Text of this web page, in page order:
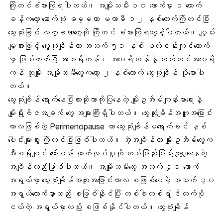
ကြိုတင်ခံစားကြရပါတယ်။ အမျိုးသမီး ၁၀ ယောက်မှာ ၁ ယောက်
ခန့်ကတော့ နောက်ဆုံး ဓမ္မတာ မလာမီ ၁၂ နှစ်လောက်ကြိုတင်ပြီး
သွေးဆုံးခြင်း လက္ခဏာတွေကို ကြိုတင် ခံစားကြရလေ့ရှိပါတယ်။ ပျှမ်း
မျှအားဖြင့် သွေးဆုံးချိန်ဟာ အသက် ၅၁ နှစ် ပတ်ဝန်းကျင်လောက်
မှာ ဖြစ်တတ်ပြီး အာဖရိကန်၊ အမေရိကန်နဲ့ လက်တင်အမေရိ
ကန် လူမျိုး အမျိုးသမီးတွေကတော့ ၂ နှစ်လောက် သွေးဆုံးချိန် ပိုစောပါ
တယ်။
သွေးဆုံးချိန် ရောက်နေပြီးလားဆိုတာကိုပြနေတဲ့ မျိုးဥအိမ်ကျန်းမာရေးနဲ့
မျိုးရိုးဗီဇအချက် တွေ အများကြီးရှိပါတယ်။ သွေးဆုံးချိန်အကူးအပြောင်း
ကာလဖြစ်တဲ့ Perimenopause ဟာ သွေးဆုံးချိန်မရောက်ခင် နှစ်
ပေါင်းများစွာ ကြိုတင်ပြီးဖြစ်ပါတယ်။ အဲ့အချိန်ဟာ မျိုးဥအိမ်တွေက
အီစရိုဂျင် ဟော်မုန်း ထုတ်လုပ်မှုကို တစ်ဖြည်းဖြည်း လျော့ချနေတဲ့
အချိန်လည်းဖြစ်ပါတယ်။ အမျိုးသမီးတွေ အသက် ၄၀ လောက်
အရွယ်မှာ သွေးဆုံးချိန်အကူးအပြောင်းကာလ စဖြစ်ပေမဲ့ အသက် ၃၀
အရွယ်လောက်မှာလည်း စဖြစ်နိုင်ပြီး တစ်ခါတစ်ရံ ဒီထက်ပို
ငယ်တဲ့ အရွယ်မှာလည်း စဖြစ်နိုင်ပါတယ်။ သွေးဆုံးချိန်